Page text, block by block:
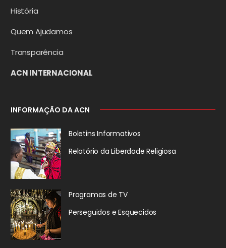
História
Quem Ajudamos
Transparência
ACN INTERNACIONAL
INFORMAÇÃO DA ACN
Boletins Informativos
Relatório da Liberdade Religiosa
Programas de TV
Perseguidos e Esquecidos